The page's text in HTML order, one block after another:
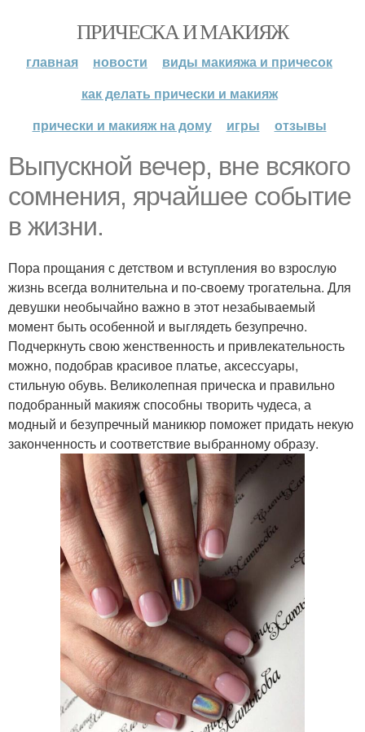
ПРИЧЕСКА И МАКИЯЖ
главная новости
виды макияжа и причесок
как делать прически и макияж
прически и макияж на дому
игры отзывы
Выпускной вечер, вне всякого
сомнения, ярчайшее событие
в жизни.
Пора прощания с детством и вступления во взрослую
жизнь всегда волнительна и по-своему трогательна. Для
девушки необычайно важно в этот незабываемый
момент быть особенной и выглядеть безупречно.
Подчеркнуть свою женственность и привлекательность
можно, подобрав красивое платье, аксессуары,
стильную обувь. Великолепная прическа и правильно
подобранный макияж способны творить чудеса, а
модный и безупречный маникюр поможет придать некую
законченность и соответствие выбранному образу.